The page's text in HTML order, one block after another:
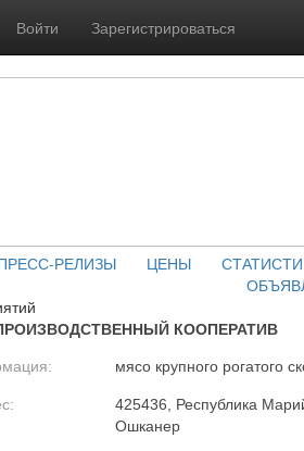
Войти Зарегистрироваться
РЕЛИЗЫ ЦЕНЫ
КООПЕРАТИВ
мясо крупного рогатого
425436, Республика
Ошканер